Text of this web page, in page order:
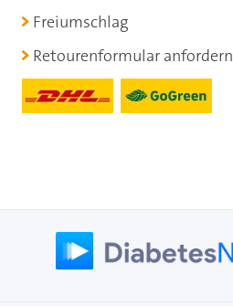
Freiumschlag
Retourenformular anfordern